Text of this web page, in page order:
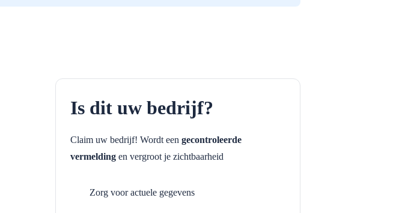
Is dit uw bedrijf?
Claim uw bedrijf! Wordt een gecontroleerde
vermelding en vergroot je zichtbaarheid
Zorg voor actuele gegevens